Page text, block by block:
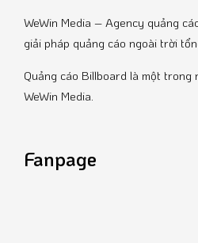
WeWin Media – Agency quảng
giải pháp quảng cáo ngoài trời
Quảng cáo Billboard là một trong
WeWin Media.
Fanpage